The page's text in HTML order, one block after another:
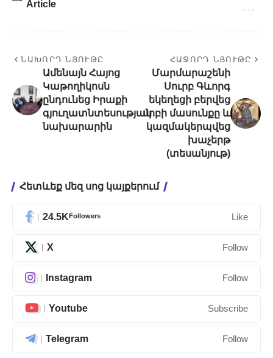
Article
ՆԱԽՈՐԴ ՆՅՈՒԹԸ
Ամենայն Հայոց
Կաթողիկոսն
ընդունեց Իրաքի
գյուղատնտեսության
նախարարին
ՀԱՋՈՐԴ ՆՅՈՒԹԸ
Մարմարաշենի
Սուրբ Գևորգ
եկեղեցի բերվեց
սրբի մասունքը և
կազմակերպվեց
խաչերթ
(տեսանյութ)
Հետևեք մեզ սոց կայքերում
24.5KFollowers Like
X Follow
Instagram Follow
Youtube Subscribe
Telegram Follow